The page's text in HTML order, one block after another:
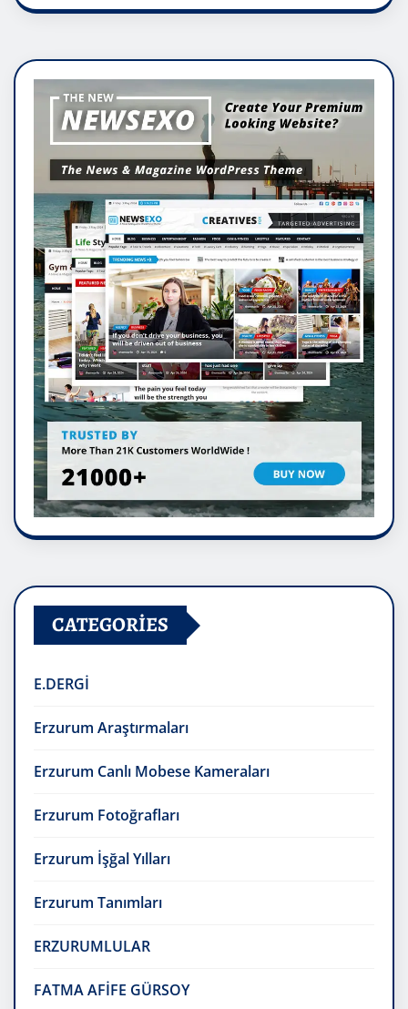
CATEGORIES
E.DERGİ
Erzurum Araştırmaları
Erzurum Canlı Mobese Kameraları
Erzurum Fotoğrafları
Erzurum İşğal Yılları
Erzurum Tanımları
ERZURUMLULAR
FATMA AFİFE GÜRSOY